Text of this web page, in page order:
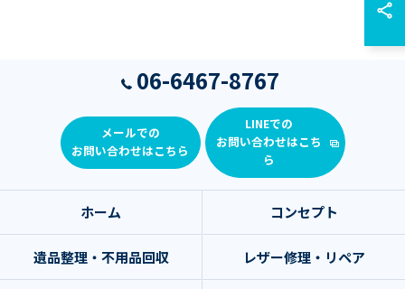
06-6467-8767
メールでの
お問い合わせはこちら
LINEでの
お問い合わせはこち
ら
ホーム コンセプト
遺品整理・不用品回収 レザー修理・リペア